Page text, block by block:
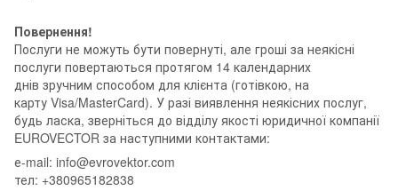
Повернення!
Послуги не можуть бути повернуті, але гроші за неякісні
послуги повертаються протягом 14 календарних
днів зручним способом для клієнта (готівкою, на
карту Visa/MasterCard). У разі виявлення неякісних послуг,
будь ласка, зверніться до відділу якості юридичної компанії
EUROVECTOR за наступними контактами:
е-mail: info@evrovektor.com
тел: +380965182838